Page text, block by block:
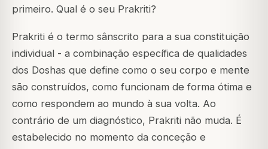
primeiro. Qual é o seu Prakriti?
Prakriti é o termo sânscrito para a sua constituição
individual - a combinação específica de qualidades
dos Doshas que define como o seu corpo e mente
são construídos, como funcionam de forma ótima e
como respondem ao mundo à sua volta. Ao
contrário de um diagnóstico, Prakriti não muda. É
estabelecido no momento da conceção e